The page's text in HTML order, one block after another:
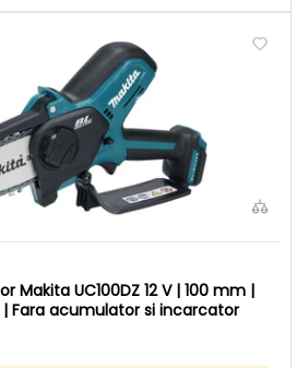
Makita UC100DZ 12 V | 100 mm |
Fara acumulator si incarcator